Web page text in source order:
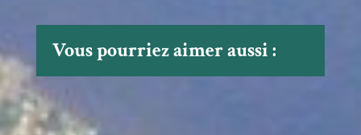
Vous pourriez aimer aussi :